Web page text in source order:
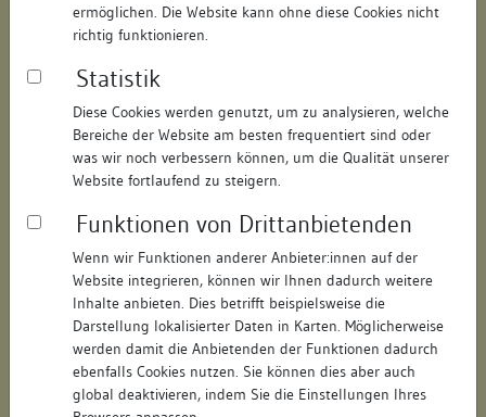
ermöglichen. Die Website kann ohne diese Cookies nicht
richtig funktionieren.
Statistik
Diese Cookies werden genutzt, um zu analysieren, welche
Bereiche der Website am besten frequentiert sind oder
was wir noch verbessern können, um die Qualität unserer
Website fortlaufend zu steigern.
Funktionen von Drittanbietenden
Wenn wir Funktionen anderer Anbieter:innen auf der
Website integrieren, können wir Ihnen dadurch weitere
Inhalte anbieten. Dies betrifft beispielsweise die
Darstellung lokalisierter Daten in Karten. Möglicherweise
werden damit die Anbietenden der Funktionen dadurch
ebenfalls Cookies nutzen. Sie können dies aber auch
global deaktivieren, indem Sie die Einstellungen Ihres
Als PDF herunterladen:
Objektdaten
Straße: Rheinsteig
Hausnummer: 9
Postleitzahl: 78462
Stadt-Teilort: Konstanz
Regierungsbezirk: Freiburg
Konstanz (Landkreis)
Wohnplatzschlüssel: 8335043012